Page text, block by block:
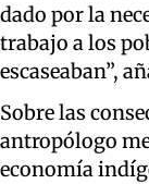
dado por la
trabajo a los
escaseaban”,
Sobre las
antropólogo
economía